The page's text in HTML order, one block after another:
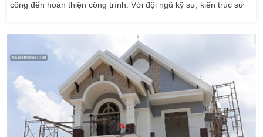
công đến hoàn thiện công trình. Với đội ngũ kỹ sư, kiến trúc sư
hàng những ngôi nhà đẹp, chất lượng và đúng tiến độ. Công ty
chú trọng vào việc sử dụng vật […]